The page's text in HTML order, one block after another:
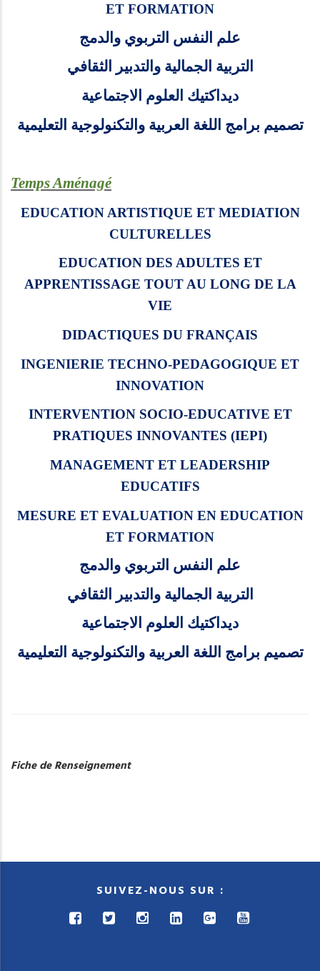
ET FORMATION
علم النفس التربوي والدمج
التربية الجمالية والتدبير الثقافي
ديداكتيك العلوم الاجتماعية
تصميم برامج اللغة العربية والتكنولوجية التعليمية
Temps Aménagé
EDUCATION ARTISTIQUE ET MEDIATION
CULTURELLES
EDUCATION DES ADULTES ET
APPRENTISSAGE TOUT AU LONG DE LA
VIE
DIDACTIQUES DU FRANÇAIS
INGENIERIE TECHNO-PEDAGOGIQUE ET
INNOVATION
INTERVENTION SOCIO-EDUCATIVE ET
PRATIQUES INNOVANTES (IEPI)
MANAGEMENT ET LEADERSHIP
EDUCATIFS
MESURE ET EVALUATION EN EDUCATION
ET FORMATION
علم النفس التربوي والدمج
التربية الجمالية والتدبير الثقافي
ديداكتيك العلوم الاجتماعية
تصميم برامج اللغة العربية والتكنولوجية التعليمية
Fiche de Renseignement
SUIVEZ-NOUS SUR :